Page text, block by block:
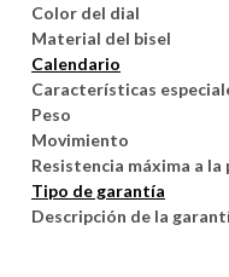
Color del dial
Material del bisel
Calendario
Características
Peso
Movimiento
Resistencia máxima a la
Tipo de garantía
Descripción de la